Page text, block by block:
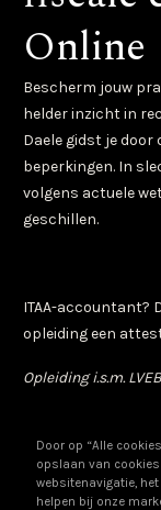
Online
Bescherm jouw
helder inzicht in
Daele gidst je
beperkingen. In
volgens actuele
geschillen.
ITAA-accountant?
opleiding een
Opleiding i.s.m.
€ 60.5
€ 50 excl. btw
Door op “Alle
opslaan van
websitenavigatie,
helpen bij onze